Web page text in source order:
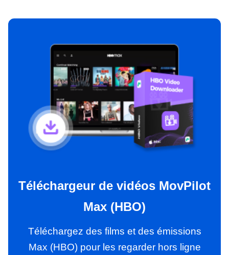
Téléchargeur de vidéos MovPilot
Max (HBO)
Téléchargez des films et des émissions
Max (HBO) pour les regarder hors ligne